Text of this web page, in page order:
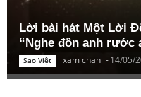
Lời bài hát Một Lời
“Nghe đồn anh rước
Sao Việt xam chan -14/05/